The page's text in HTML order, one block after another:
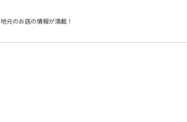
地元のお店の情報が満載！